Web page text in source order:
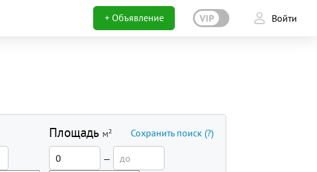
+ Объявление VIP Войти
Площадь м²
—
Сохранить поиск (?)